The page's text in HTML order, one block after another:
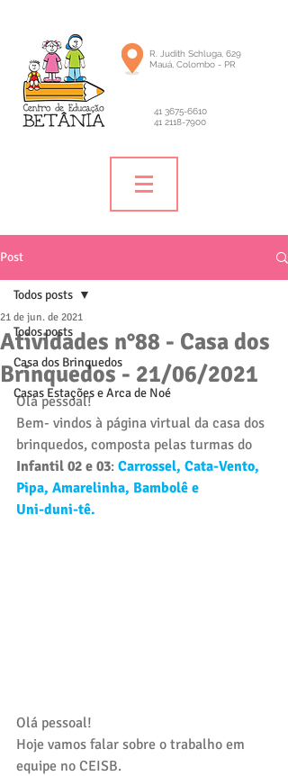
R. Judith Schluga, 629
Mauá, Colombo - PR
41 3675-6610
41 2118-7900
Post
Todos posts
Casa dos Brinquedos
Casas Estações e Arca de Noé
Todos posts
Atividades n°88 - Casa dos
Brinquedos - 21/06/2021
21 de jun. de 2021
Olá pessoal!
Bem- vindos à página virtual da casa dos
brinquedos, composta pelas turmas do
Infantil 02 e 03: Carrossel, Cata-Vento,
Pipa, Amarelinha, Bambolê e
Uni-duni-tê.
Olá pessoal!
Hoje vamos falar sobre o trabalho em
equipe no CEISB.